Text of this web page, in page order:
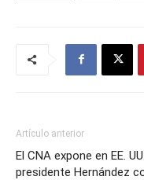
Artículo anterior
El CNA expone en EE.
presidente Hernández